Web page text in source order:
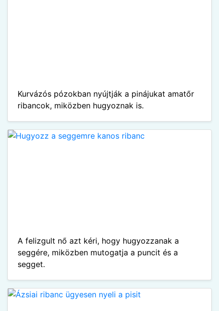
Kurvázós pózokban nyújtják a pinájukat amatőr
ribancok, miközben hugyoznak is.
A felizgult nő azt kéri, hogy hugyozzanak a
seggére, miközben mutogatja a puncit és a
segget.